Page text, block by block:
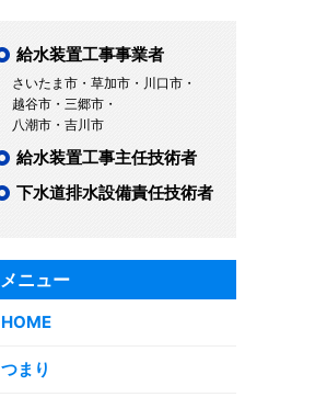
給水装置工事事業者
さいたま市・草加市・川口市・
越谷市・三郷市・
八潮市・吉川市
給水装置工事主任技術者
下水道排水設備責任技術者
メニュー
HOME
つまり